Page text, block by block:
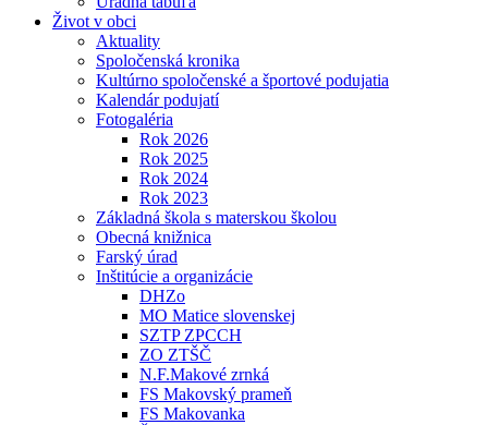
Život v obci
Aktuality
Spoločenská kronika
Kultúrno spoločenské a športové podujatia
Kalendár podujatí
Fotogaléria
Rok 2026
Rok 2025
Rok 2024
Rok 2023
Základná škola s materskou školou
Obecná knižnica
Farský úrad
Inštitúcie a organizácie
DHZo
MO Matice slovenskej
SZTP ZPCCH
ZO ZTŠČ
N.F.Makové zrnká
FS Makovský prameň
FS Makovanka